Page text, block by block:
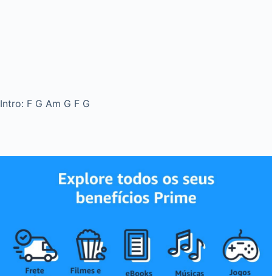
Intro: F G Am G F G